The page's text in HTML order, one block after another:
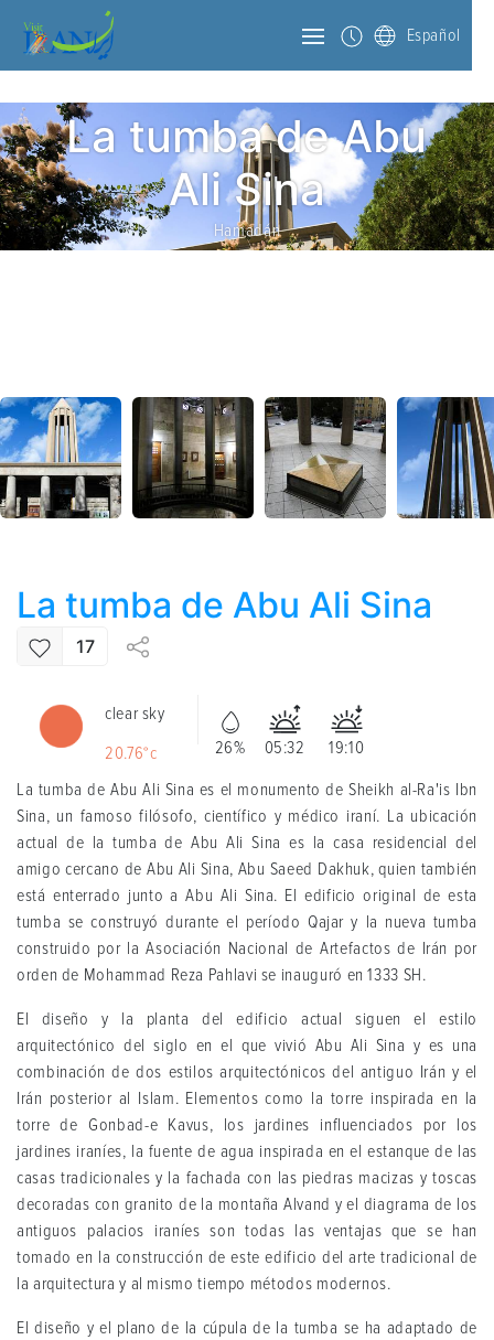
Español
La tumba de Abu
Ali Sina
Hamadán
La tumba de Abu Ali Sina
17
clear sky
20.76°c
26% 05:32
19:10
La tumba de Abu Ali Sina es el monumento de Sheikh al-Ra'is Ibn
Sina, un famoso filósofo, científico y médico iraní. La ubicación
actual de la tumba de Abu Ali Sina es la casa residencial del
amigo cercano de Abu Ali Sina, Abu Saeed Dakhuk, quien también
está enterrado junto a Abu Ali Sina. El edificio original de esta
tumba se construyó durante el período Qajar y la nueva tumba
construido por la Asociación Nacional de Artefactos de Irán por
orden de Mohammad Reza Pahlavi se inauguró en 1333 SH.
El diseño y la planta del edificio actual siguen el estilo
arquitectónico del siglo en el que vivió Abu Ali Sina y es una
combinación de dos estilos arquitectónicos del antiguo Irán y el
Irán posterior al Islam. Elementos como la torre inspirada en la
torre de Gonbad-e Kavus, los jardines influenciados por los
jardines iraníes, la fuente de agua inspirada en el estanque de las
casas tradicionales y la fachada con las piedras macizas y toscas
decoradas con granito de la montaña Alvand y el diagrama de los
antiguos palacios iraníes son todas las ventajas que se han
tomado en la construcción de este edificio del arte tradicional de
la arquitectura y al mismo tiempo métodos modernos.
El diseño y el plano de la cúpula de la tumba se ha adaptado de